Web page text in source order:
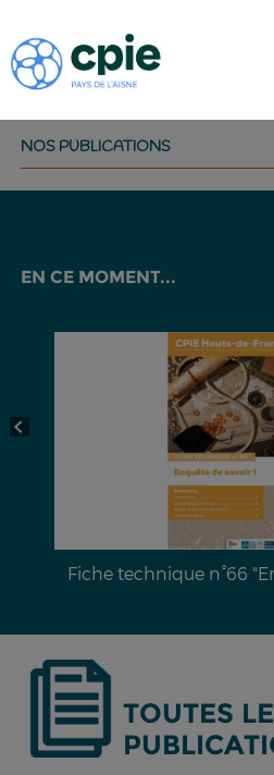
NOS PUBLICATIONS
EN CE MOMENT...
Fiche technique n°66
TOUTES